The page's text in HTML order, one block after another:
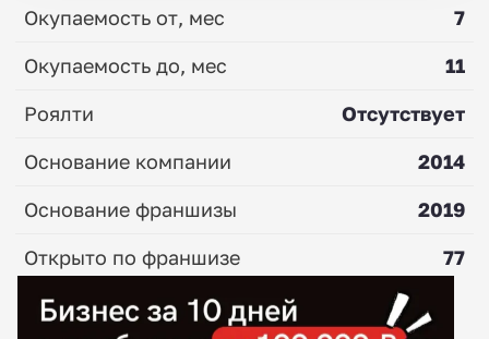
Окупаемость от, мес
7
Окупаемость до, мес
11
Роялти
Отсутствует
Основание компании
2014
Основание франшизы
2019
Открыто по франшизе
77